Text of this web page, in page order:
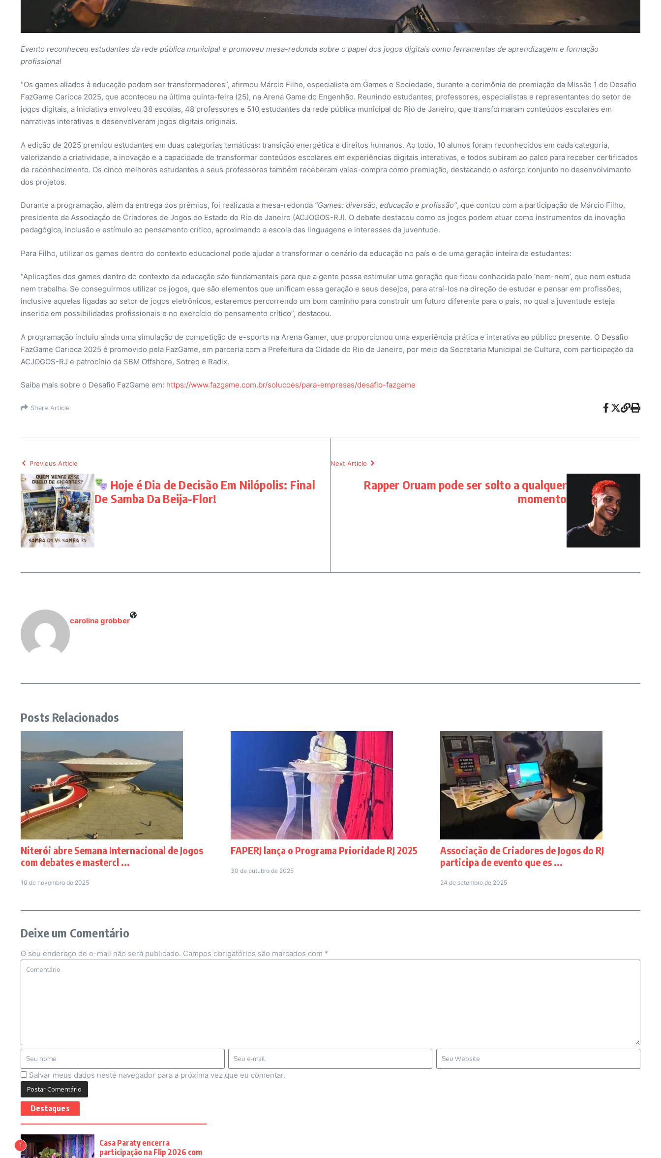
Evento reconheceu estudantes da rede pública municipal e promoveu mesa-redonda sobre o papel dos jogos digitais como ferramentas de aprendizagem e formação
profissional
“Os games aliados à educação podem ser transformadores”, afirmou Márcio Filho, especialista em Games e Sociedade, durante a cerimônia de premiação da Missão 1 do Desafio
FazGame Carioca 2025, que aconteceu na última quinta-feira (25), na Arena Game do Engenhão. Reunindo estudantes, professores, especialistas e representantes do setor de
jogos digitais, a iniciativa envolveu 38 escolas, 48 professores e 510 estudantes da rede pública municipal do Rio de Janeiro, que transformaram conteúdos escolares em
narrativas interativas e desenvolveram jogos digitais originais.
A edição de 2025 premiou estudantes em duas categorias temáticas: transição energética e direitos humanos. Ao todo, 10 alunos foram reconhecidos em cada categoria,
valorizando a criatividade, a inovação e a capacidade de transformar conteúdos escolares em experiências digitais interativas, e todos subiram ao palco para receber certificados
de reconhecimento. Os cinco melhores estudantes e seus professores também receberam vales-compra como premiação, destacando o esforço conjunto no desenvolvimento
dos projetos.
Durante a programação, além da entrega dos prêmios, foi realizada a mesa-redonda “Games: diversão, educação e profissão”, que contou com a participação de Márcio Filho,
presidente da Associação de Criadores de Jogos do Estado do Rio de Janeiro (ACJOGOS-RJ). O debate destacou como os jogos podem atuar como instrumentos de inovação
pedagógica, inclusão e estímulo ao pensamento crítico, aproximando a escola das linguagens e interesses da juventude.
Para Filho, utilizar os games dentro do contexto educacional pode ajudar a transformar o cenário da educação no país e de uma geração inteira de estudantes:
“Aplicações dos games dentro do contexto da educação são fundamentais para que a gente possa estimular uma geração que ficou conhecida pelo ‘nem-nem’, que nem estuda
nem trabalha. Se conseguirmos utilizar os jogos, que são elementos que unificam essa geração e seus desejos, para atraí-los na direção de estudar e pensar em profissões,
inclusive aquelas ligadas ao setor de jogos eletrônicos, estaremos percorrendo um bom caminho para construir um futuro diferente para o país, no qual a juventude esteja
inserida em possibilidades profissionais e no exercício do pensamento crítico”, destacou.
A programação incluiu ainda uma simulação de competição de e-sports na Arena Gamer, que proporcionou uma experiência prática e interativa ao público presente. O Desafio
FazGame Carioca 2025 é promovido pela FazGame, em parceria com a Prefeitura da Cidade do Rio de Janeiro, por meio da Secretaria Municipal de Cultura, com participação da
ACJOGOS-RJ e patrocínio da SBM Offshore, Sotreq e Radix.
Saiba mais sobre o Desafio FazGame em: https://www.fazgame.com.br/solucoes/para-empresas/desafio-fazgame
Share Article
Previous Article
Hoje é Dia de Decisão Em Nilópolis: Final
De Samba Da Beija-Flor!
Next Article
Rapper Oruam pode ser solto a qualquer
momento
carolina grobber
Posts Relacionados
Niterói abre Semana Internacional de Jogos
com debates e mastercl ...
10 de novembro de 2025
FAPERJ lança o Programa Prioridade RJ 2025
30 de outubro de 2025
Associação de Criadores de Jogos do RJ
participa de evento que es ...
24 de setembro de 2025
Deixe um Comentário
O seu endereço de e-mail não será publicado. Campos obrigatórios são marcados com *
Salvar meus dados neste navegador para a próxima vez que eu comentar.
Destaques
1
Casa Paraty encerra
participação na Flip 2026 com